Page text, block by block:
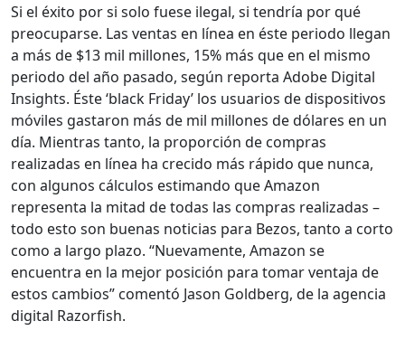
Si el éxito por si solo fuese ilegal, si tendría por qué
preocuparse. Las ventas en línea en éste periodo llegan
a más de $13 mil millones, 15% más que en el mismo
periodo del año pasado, según reporta Adobe Digital
Insights. Éste ‘black Friday’ los usuarios de dispositivos
móviles gastaron más de mil millones de dólares en un
día. Mientras tanto, la proporción de compras
realizadas en línea ha crecido más rápido que nunca,
con algunos cálculos estimando que Amazon
representa la mitad de todas las compras realizadas –
todo esto son buenas noticias para Bezos, tanto a corto
como a largo plazo. “Nuevamente, Amazon se
encuentra en la mejor posición para tomar ventaja de
estos cambios” comentó Jason Goldberg, de la agencia
digital Razorfish.